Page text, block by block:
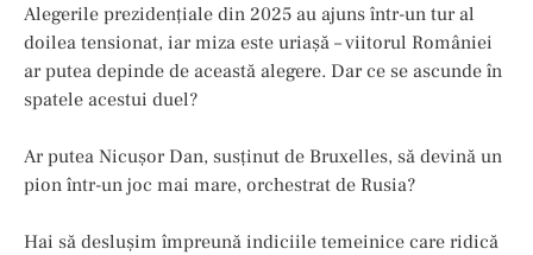
Alegerile prezidențiale din 2025 au ajuns într-un tur al
doilea tensionat, iar miza este uriașă – viitorul României
ar putea depinde de această alegere. Dar ce se ascunde în
spatele acestui duel?
Ar putea Nicușor Dan, susținut de Bruxelles, să devină un
pion într-un joc mai mare, orchestrat de Rusia?
Hai să deslușim împreună indiciile temeinice care ridică